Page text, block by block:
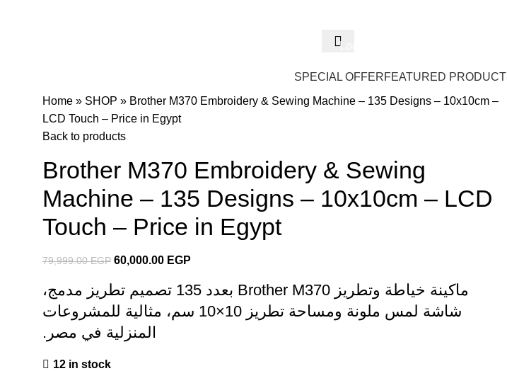
Login / Register
SPECIAL OFFERFEATURED
Home » SHOP » Brother M370 Embroidery & Sewing Machine – 135 Designs – 10x10cm –
LCD Touch – Price in Egypt
Back to products
Brother M370 Embroidery & Sewing
Machine – 135 Designs – 10x10cm – LCD
Touch – Price in Egypt
79,999.00EGP 60,000.00 EGP
ماكينة خياطة وتطريز Brother M370 بعدد 135 تصميم تطريز مدمج،
شاشة لمس ملونة ومساحة تطريز 10×10 سم، مثالية للمشروعات
المنزلية في مصر.
12 in stock